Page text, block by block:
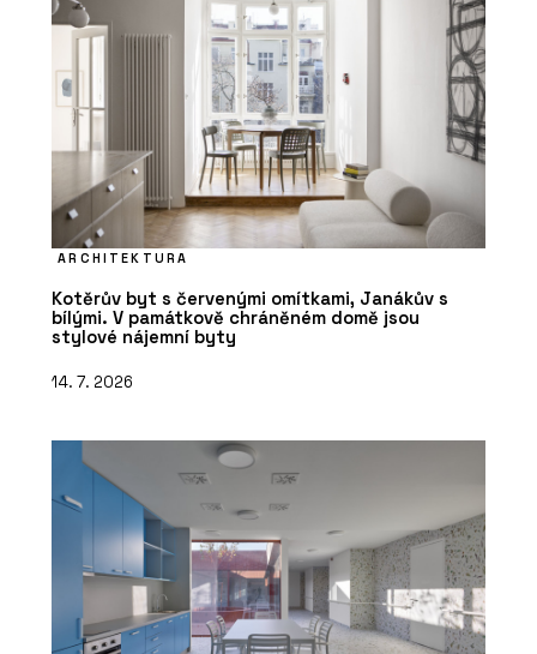
ARCHITEKTURA
Kotěrův byt s červenými omítkami, Janákův s
bílými. V památkově chráněném domě jsou
stylové nájemní byty
14. 7. 2026